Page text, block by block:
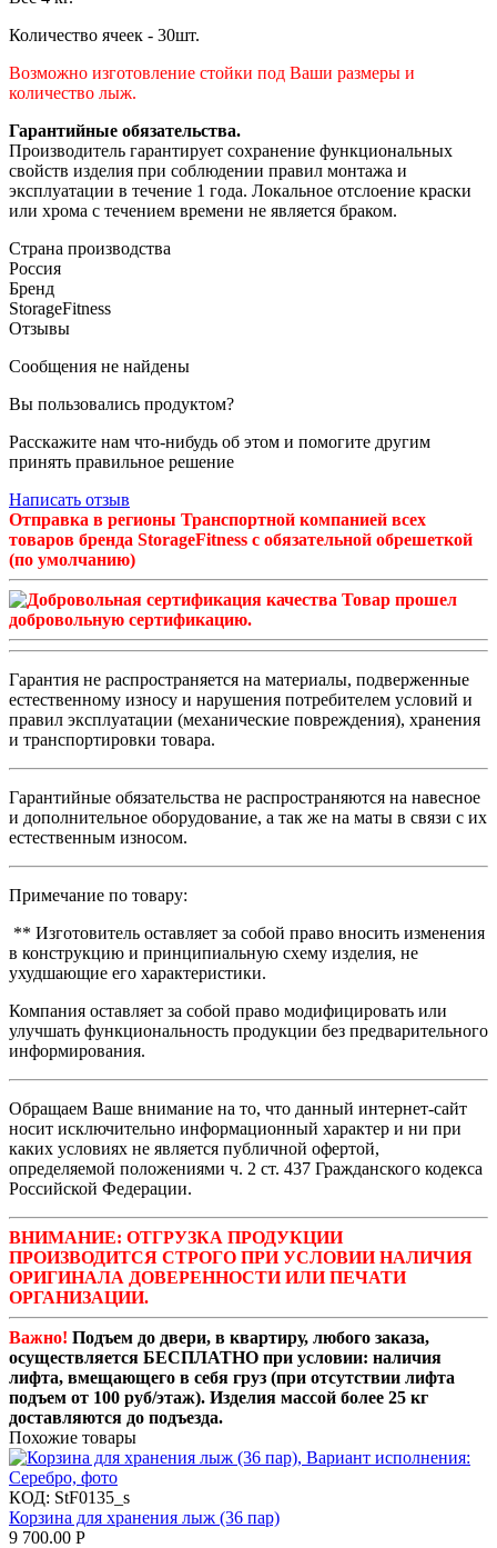
Количество ячеек - 30шт.
Возможно изготовление стойки под Ваши размеры и
количество лыж.
Гарантийные обязательства.
Производитель гарантирует сохранение функциональных
свойств изделия при соблюдении правил монтажа и
эксплуатации в течение 1 года. Локальное отслоение краски
или хрома с течением времени не является браком.
Страна производства
Россия
Бренд
StorageFitness
Отзывы
Сообщения не найдены
Вы пользовались продуктом?
Расскажите нам что-нибудь об этом и помогите другим
принять правильное решение
Написать отзыв
Отправка в регионы Транспортной компанией всех
товаров бренда StorageFitness с обязательной обрешеткой
(по умолчанию)
Товар прошел
добровольную сертификацию.
Гарантия не распространяется на материалы, подверженные
естественному износу и нарушения потребителем условий и
правил эксплуатации (механические повреждения), хранения
и транспортировки товара.
Гарантийные обязательства не распространяются на навесное
и дополнительное оборудование, а так же на маты в связи с их
естественным износом.
Примечание по товару:
** Изготовитель оставляет за собой право вносить изменения
в конструкцию и принципиальную схему изделия, не
ухудшающие его характеристики.
Компания оставляет за собой право модифицировать или
улучшать функциональность продукции без предварительного
информирования.
Обращаем Ваше внимание на то, что данный интернет-сайт
носит исключительно информационный характер и ни при
каких условиях не является публичной офертой,
определяемой положениями ч. 2 ст. 437 Гражданского кодекса
Российской Федерации.
ВНИМАНИЕ: ОТГРУЗКА ПРОДУКЦИИ
ПРОИЗВОДИТСЯ СТРОГО ПРИ УСЛОВИИ НАЛИЧИЯ
ОРИГИНАЛА ДОВЕРЕННОСТИ ИЛИ ПЕЧАТИ
ОРГАНИЗАЦИИ.
Важно! Подъем до двери, в квартиру, любого заказа,
осуществляется БЕСПЛАТНО при условии: наличия
лифта, вмещающего в себя груз (при отсутствии лифта
подъем от 100 руб/этаж). Изделия массой более 25 кг
доставляются до подъезда.
Похожие товары
КОД: StF0135_s
Корзина для хранения лыж (36 пар)
9 700.00 Р